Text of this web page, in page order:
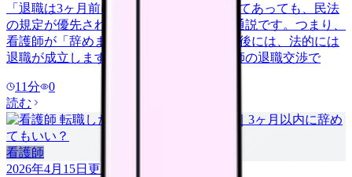
「退職は3ヶ月前に申し出ること」と書いてあっても、民法
の規定が優先されるというのが判例上の通説です。つまり、
看護師が「辞めます」と伝えてから2週間後には、法的には
退職が成立します。この記事では、看護師の退職交渉で
11分
0
読む
看護師
2026年4月15日 更新